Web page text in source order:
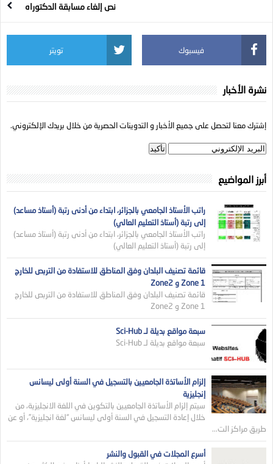
نص إلغاء مسابقة الدكتوراه
فيسبوك تويتر
نشرة الأخبار
إشترك معنا لتحصل على جميع الأخبار و التدوينات الحصرية من خلال بريدك الإلكتروني.
أبرز المواضيع
راتب الأستاذ الجامعي بالجزائر، ابتداء من أدنى رتبة (أستاذ مساعد)
إلى رتبة (أستاذ التعليم العالي)
راتب الأستاذ الجامعي بالجزائر، ابتداء من أدنى رتبة (أستاذ مساعد)
إلى رتبة (أستاذ التعليم العالي)
قائمة تصنيف البلدان وفق المناطق للاستفادة من التربص للخارج
Zone 1 و Zone2
قائمة تصنيف البلدان وفق المناطق للاستفادة من التربص للخارج
Zone 1 و Zone2
سبعة مواقع بديلة لـ Sci-Hub
سبعة مواقع بديلة لـ Sci-Hub
إلزام الأساتذة الجامعيين بالتسجيل في السنة أولى ليسانس
إنجليزية
سيتم إلزام الأساتذة الجامعيين بالتكوين في اللغة الانجليزية، من
خلال إعادة التسجيل في السنة أولى ليسانس “لغة انجليزية”، أو عن
طريق مراكز الت...
أسرع المجلات في القبول والنشر